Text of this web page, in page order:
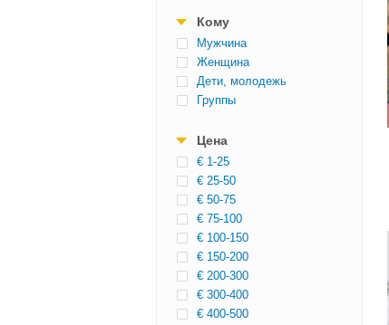
Кому
Mужчина
Женщина
Дети, молодежь
Группы
Цена
€ 1-25
€ 25-50
€ 50-75
€ 75-100
€ 100-150
€ 150-200
€ 200-300
€ 300-400
€ 400-500